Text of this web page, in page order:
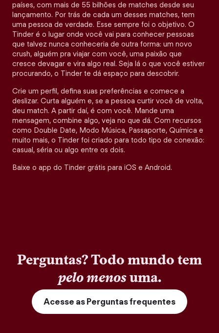
países, com mais de 55 bilhões de matches desde seu
lançamento. Por trás de cada um desses matches, tem
uma pessoa de verdade. Esse sempre foi o objetivo. O
Tinder é o lugar onde você vai para conhecer pessoas
que talvez nunca conheceria de outra forma: um novo
crush, alguém pra viajar com você, uma paixão que
cresce devagar e vira algo real. Seja lá o que você estiver
procurando, o Tinder te dá espaço para descobrir.
Crie um perfil, defina suas preferências e comece a
deslizar. Curta alguém e, se a pessoa curtir você de volta,
deu match. A partir daí, é com você. Mande uma
mensagem, combine algo, veja no que dá. Com recursos
como Double Date, Modo Música, Passaporte, Química e
muito mais, o Tinder foi criado para todo tipo de conexão:
casual, séria ou algo entre os dois.
Baixe o app do Tinder grátis para iOS e Android.
Perguntas? Todo mundo tem
pelo menosuma.
Acesse as Perguntas frequentes